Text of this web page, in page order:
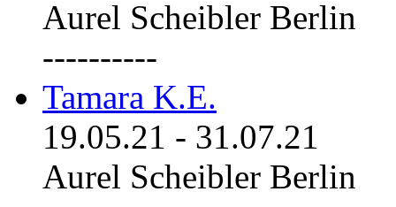
Aurel Scheibler Berlin
----------
Tamara K.E.
19.05.21 - 31.07.21
Aurel Scheibler Berlin